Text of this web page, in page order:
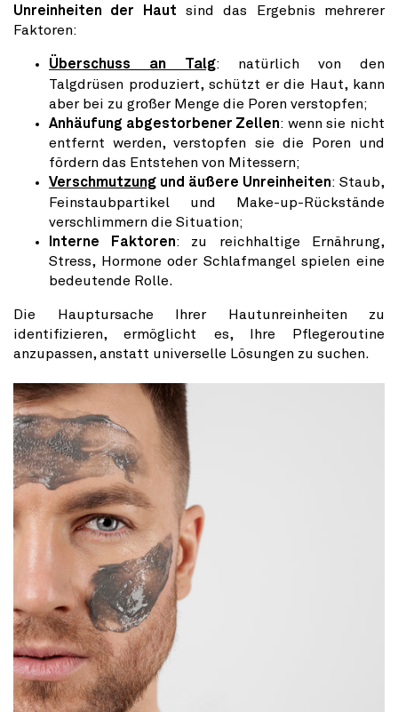
Unreinheiten der Haut sind das Ergebnis mehrerer
Faktoren:
Überschuss an Talg: natürlich von den
Talgdrüsen produziert, schützt er die Haut, kann
aber bei zu großer Menge die Poren verstopfen;
Anhäufung abgestorbener Zellen: wenn sie nicht
entfernt werden, verstopfen sie die Poren und
fördern das Entstehen von Mitessern;
Verschmutzung und äußere Unreinheiten: Staub,
Feinstaubpartikel und Make-up-Rückstände
verschlimmern die Situation;
Interne Faktoren: zu reichhaltige Ernährung,
Stress, Hormone oder Schlafmangel spielen eine
bedeutende Rolle.
Die Hauptursache Ihrer Hautunreinheiten zu
identifizieren, ermöglicht es, Ihre Pflegeroutine
anzupassen, anstatt universelle Lösungen zu suchen.